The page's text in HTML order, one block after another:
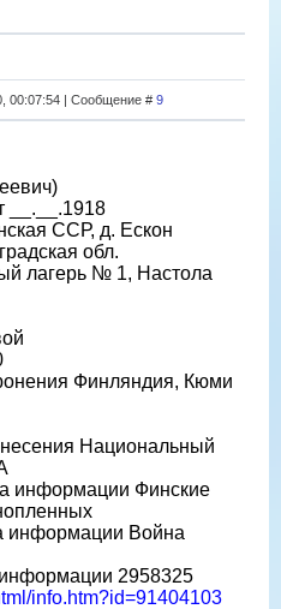
00:07:54 | Сообщение # 9
__.__.1918
ССР, д. Ескон
обл.
лагерь № 1, Настола
Финляндия, Кюми
Национальный
информации Финские
информации Война
2958325
info.htm?id=91404103